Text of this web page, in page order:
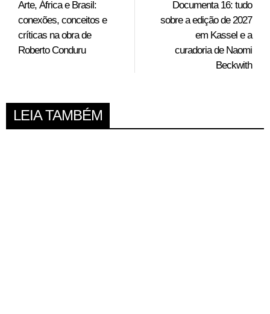
Arte, África e Brasil:
conexões, conceitos e
críticas na obra de
Roberto Conduru
Documenta 16: tudo
sobre a edição de 2027
em Kassel e a
curadoria de Naomi
Beckwith
LEIA TAMBÉM